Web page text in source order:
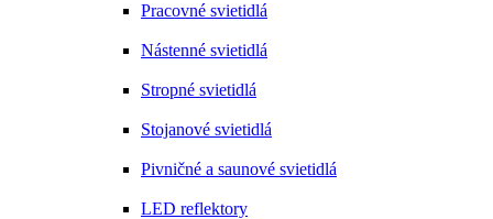
Pracovné svietidlá
Nástenné svietidlá
Stropné svietidlá
Stojanové svietidlá
Pivničné a saunové svietidlá
LED reflektory